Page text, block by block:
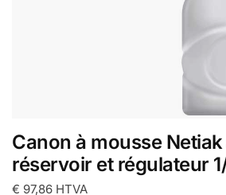
Canon à mousse
réservoir et régulateur
€ 97,86 HTVA